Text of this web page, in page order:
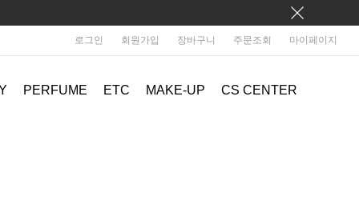
로그인 회원가입 장바구니 주문조회 마이페이지
PERFUME ETC MAKE-UP CS CENTER